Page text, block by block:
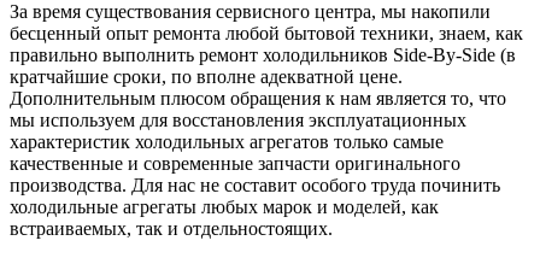
За время существования сервисного центра, мы накопили
бесценный опыт ремонта любой бытовой техники, знаем, как
правильно выполнить ремонт холодильников Side-By-Side (в
кратчайшие сроки, по вполне адекватной цене.
Дополнительным плюсом обращения к нам является то, что
мы используем для восстановления эксплуатационных
характеристик холодильных агрегатов только самые
качественные и современные запчасти оригинального
производства. Для нас не составит особого труда починить
холодильные агрегаты любых марок и моделей, как
встраиваемых, так и отдельностоящих.